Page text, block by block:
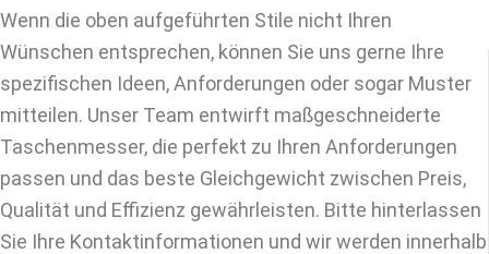
Wenn die oben aufgeführten Stile nicht Ihren
Wünschen entsprechen, können Sie uns gerne Ihre
spezifischen Ideen, Anforderungen oder sogar Muster
mitteilen. Unser Team entwirft maßgeschneiderte
Taschenmesser, die perfekt zu Ihren Anforderungen
passen und das beste Gleichgewicht zwischen Preis,
Qualität und Effizienz gewährleisten. Bitte hinterlassen
Sie Ihre Kontaktinformationen und wir werden innerhalb